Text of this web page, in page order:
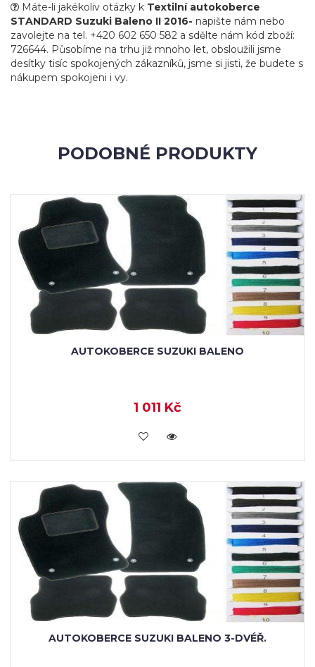
Máte-li jakékoliv otázky k Textilní autokoberce
STANDARD Suzuki Baleno II 2016- napište nám nebo
zavolejte na tel. +420 602 650 582 a sdělte nám kód zboží:
726644. Působíme na trhu již mnoho let, obsloužili jsme
desítky tisíc spokojených zákazníků, jsme si jisti, že budete s
nákupem spokojeni i vy.
PODOBNÉ PRODUKTY
AUTOKOBERCE SUZUKI BALENO
1 011 Kč
KOUPIT
AUTOKOBERCE SUZUKI BALENO 3-DVÉŘ.